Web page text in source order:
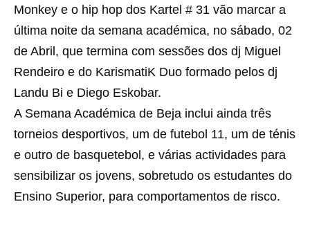
Monkey e o hip hop dos Kartel # 31 vão marcar a
última noite da semana académica, no sábado, 02
de Abril, que termina com sessões dos dj Miguel
Rendeiro e do KarismatiK Duo formado pelos dj
Landu Bi e Diego Eskobar.
A Semana Académica de Beja inclui ainda três
torneios desportivos, um de futebol 11, um de ténis
e outro de basquetebol, e várias actividades para
sensibilizar os jovens, sobretudo os estudantes do
Ensino Superior, para comportamentos de risco.